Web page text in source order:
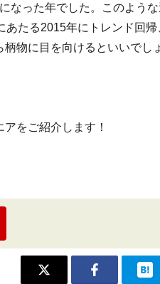
なった年でした。このような
たる2015年にトレンド回帰
物に目を向けるといいでし
をご紹介します！